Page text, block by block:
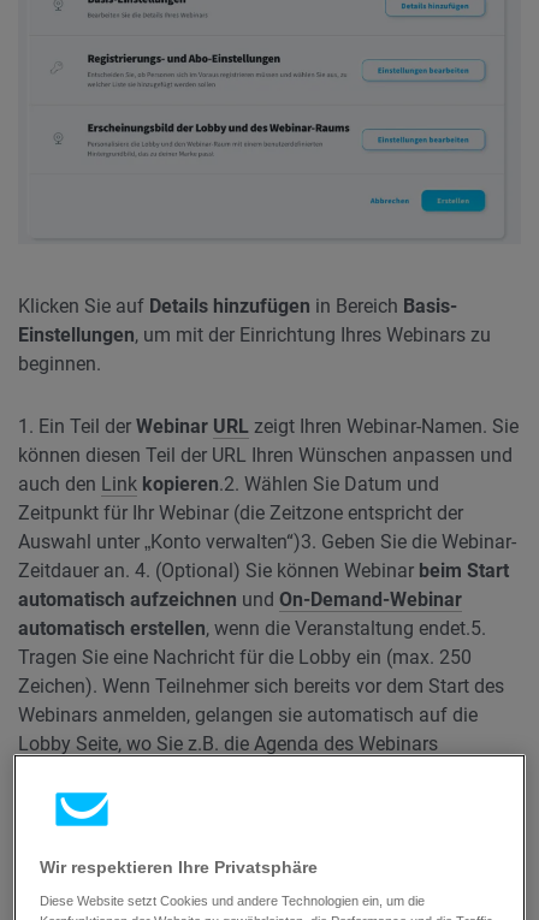
Klicken Sie auf Details hinzufügen in Bereich Basis-
Einstellungen, um mit der Einrichtung Ihres Webinars zu
beginnen.
1. Ein Teil der Webinar URL zeigt Ihren Webinar-Namen. Sie
können diesen Teil der URL Ihren Wünschen anpassen und
auch den Link kopieren.2. Wählen Sie Datum und
Zeitpunkt für Ihr Webinar (die Zeitzone entspricht der
Auswahl unter „Konto verwalten“)3. Geben Sie die Webinar-
Zeitdauer an. 4. (Optional) Sie können Webinar beim Start
automatisch aufzeichnen und On-Demand-Webinar
automatisch erstellen, wenn die Veranstaltung endet.5.
Tragen Sie eine Nachricht für die Lobby ein (max. 250
Zeichen). Wenn Teilnehmer sich bereits vor dem Start des
Webinars anmelden, gelangen sie automatisch auf die
Lobby Seite, wo Sie z.B. die Agenda des Webinars
Standard Danke-Seite verwenden wollen, können Sie aus
einer Ihrer Landing Pages wählen oder auch die URL einer
externen Webseite eintragen.
Wir respektieren Ihre Privatsphäre
Diese Website setzt Cookies und andere Technologien ein, um die